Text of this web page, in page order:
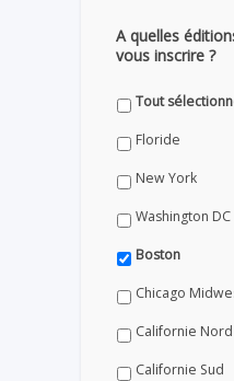
A quelles
vous inscrire ?
Tout
Floride
New York
Washington DC
Boston
Chicago
Californie Nord
Californie Sud